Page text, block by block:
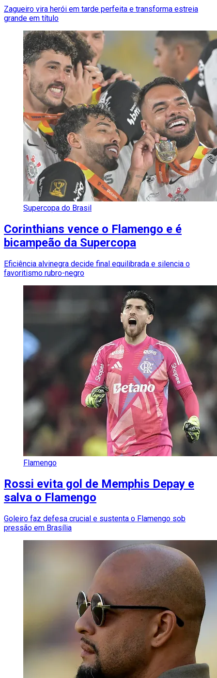
Zagueiro vira herói em tarde perfeita e transforma estreia
grande em título
Supercopa do Brasil
Corinthians vence o Flamengo e é
bicampeão da Supercopa
Eficiência alvinegra decide final equilibrada e silencia o
favoritismo rubro-negro
Flamengo
Rossi evita gol de Memphis Depay e
salva o Flamengo
Goleiro faz defesa crucial e sustenta o Flamengo sob
pressão em Brasília